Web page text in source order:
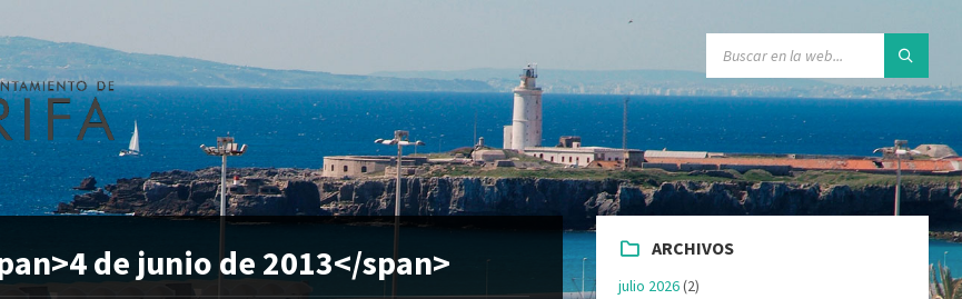
de junio de 2013</span> ARCHIVOS
julio 2026(2)